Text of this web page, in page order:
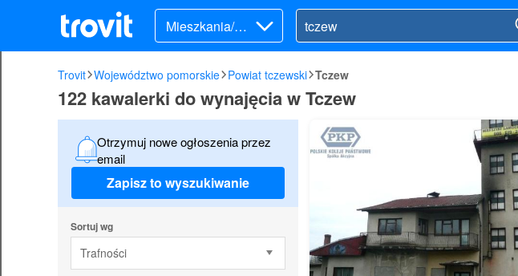
Mieszkania/Do
my (wynajem)
Trovit Województwo pomorskie Powiat tczewski Tczew
122 kawalerki do wynajęcia w Tczew
Otrzymuj nowe ogłoszenia przez
email
Zapisz to wyszukiwanie
Sortuj wg
Trafności